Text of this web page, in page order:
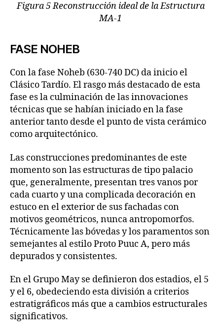
Figura 5 Reconstrucción ideal de la Estructura
MA-1
FASE NOHEB
Con la fase Noheb (630-740 DC) da inicio el
Clásico Tardío. El rasgo más destacado de esta
fase es la culminación de las innovaciones
técnicas que se habían iniciado en la fase
anterior tanto desde el punto de vista cerámico
como arquitectónico.
Las construcciones predominantes de este
momento son las estructuras de tipo palacio
que, generalmente, presentan tres vanos por
cada cuarto y una complicada decoración en
estuco en el exterior de sus fachadas con
motivos geométricos, nunca antropomorfos.
Técnicamente las bóvedas y los paramentos son
semejantes al estilo Proto Puuc A, pero más
depurados y consistentes.
En el Grupo May se definieron dos estadios, el 5
y el 6, obedeciendo esta división a criterios
estratigráficos más que a cambios estructurales
significativos.